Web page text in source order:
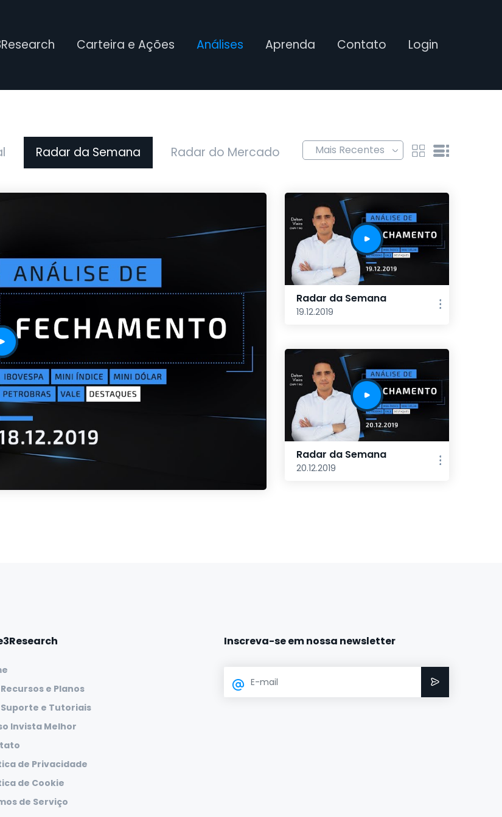
Carteira e Ações Análises Aprenda Contato Login
Radar da Semana Radar do Mercado
Radar da Semana
19.12.2019
Radar da Semana
20.12.2019
e Planos
e Tutoriais
Invista Melhor
de Privacidade
de Cookie
de Serviço
Inscreva-se em nossa newsletter